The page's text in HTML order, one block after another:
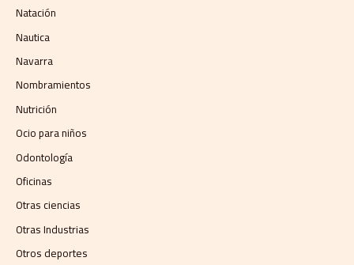
Natación
Nautica
Navarra
Nombramientos
Nutrición
Ocio para niños
Odontología
Oficinas
Otras ciencias
Otras Industrias
Otros deportes